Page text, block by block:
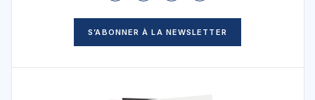
S’ABONNER À LA NEWSLETTER